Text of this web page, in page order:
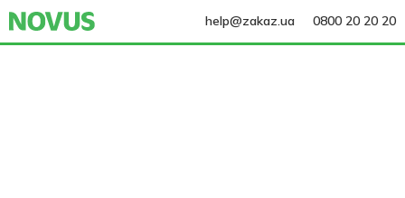
help@zakaz.ua 0800 20 20 20